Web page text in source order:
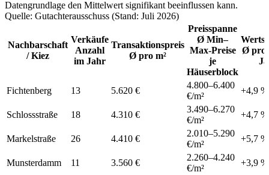
Datengrundlage den Mittelwert signifikant beeinflussen kann.
Quelle: Gutachterausschuss (Stand: Juli 2026)
Nachbarschaft
/ Kiez
Verkäufe
Anzahl
im Jahr
Transaktionspreis
Ø pro m²
Preisspanne
Ø Min–
Max-Preise
je
Häuserblock
Ø pro
Fichtenberg 13 5.620 €
4.800–6.400
€/m²
+4,9 %
Schlossstraße 18 4.310 €
3.490–6.270
€/m²
+4,7 %
Markelstraße 26 4.410 €
2.010–5.290
€/m²
+5,7 %
Munsterdamm 11 3.560 €
2.260–4.240
€/m²
+3,9 %